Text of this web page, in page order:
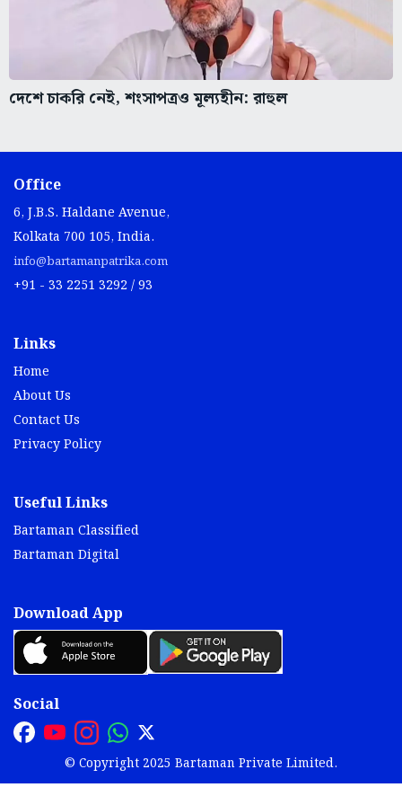
দেশে চাকরি নেই, শংসাপত্রও মূল্যহীন: রাহুল
Office
6, J.B.S. Haldane Avenue,
Kolkata 700 105, India.
info@bartamanpatrika.com
+91 - 33 2251 3292 / 93
Links
Home
About Us
Contact Us
Privacy Policy
Useful Links
Bartaman Classified
Bartaman Digital
Download App
Social
© Copyright 2025 Bartaman Private Limited.